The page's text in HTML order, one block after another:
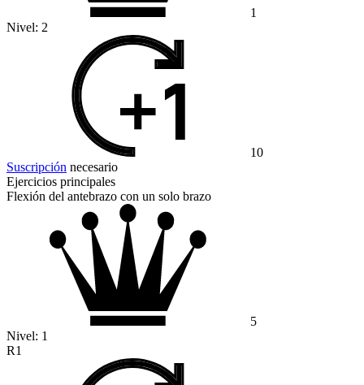
1
Nivel: 2
10
Suscripción necesario
Ejercicios principales
Flexión del antebrazo con un solo brazo
5
Nivel: 1
R1